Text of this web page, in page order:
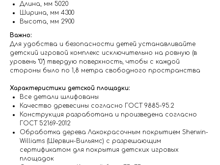
Длина, мм 5020
Ширина, мм 4300
Высота, мм 2900
Важно:
Для удобства и безопасности детей устанавливайте
детский игровой комплекс исключительно на ровную (в
уровень "0") твердую поверхность, чтобы с каждой
стороны было по 1,8 метра свободного пространства
Характеристики детской площадки:
Все детали шлифованы
Качество древесины согласно ГОСТ 9885-95.2
Конструкция разработана и произведена согласно
ГОСТ 52169-2012
Обработка дерева Лакокрасочным покрытием Sherwin-
Williams (Шервин-Вильямс) с разрешающим
сертификатом для покрытия детских игровых
площадок